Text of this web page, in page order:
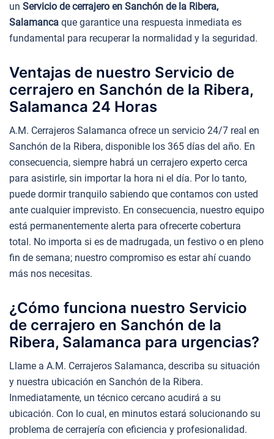
un Servicio de cerrajero en Sanchón de la Ribera,
Salamanca que garantice una respuesta inmediata es
fundamental para recuperar la normalidad y la seguridad.
Ventajas de nuestro Servicio de
cerrajero en Sanchón de la Ribera,
Salamanca 24 Horas
A.M. Cerrajeros Salamanca ofrece un servicio 24/7 real en
Sanchón de la Ribera, disponible los 365 días del año. En
consecuencia, siempre habrá un cerrajero experto cerca
para asistirle, sin importar la hora ni el día. Por lo tanto,
puede dormir tranquilo sabiendo que contamos con usted
ante cualquier imprevisto. En consecuencia, nuestro equipo
está permanentemente alerta para ofrecerte cobertura
total. No importa si es de madrugada, un festivo o en pleno
fin de semana; nuestro compromiso es estar ahí cuando
más nos necesitas.
¿Cómo funciona nuestro Servicio
de cerrajero en Sanchón de la
Ribera, Salamanca para urgencias?
Llame a A.M. Cerrajeros Salamanca, describa su situación
y nuestra ubicación en Sanchón de la Ribera.
Inmediatamente, un técnico cercano acudirá a su
ubicación. Con lo cual, en minutos estará solucionando su
problema de cerrajería con eficiencia y profesionalidad.